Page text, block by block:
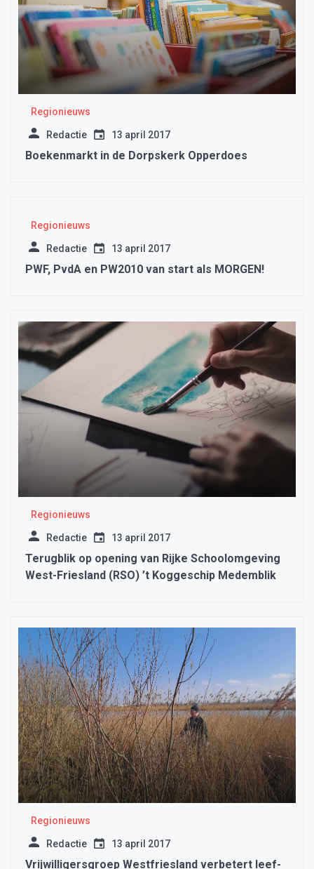
Regionieuws
Redactie 13 april 2017
Boekenmarkt in de Dorpskerk Opperdoes
Regionieuws
Redactie 13 april 2017
PWF, PvdA en PW2010 van start als MORGEN!
Regionieuws
Redactie 13 april 2017
Terugblik op opening van Rijke Schoolomgeving
West-Friesland (RSO) ’t Koggeschip Medemblik
Regionieuws
Redactie 13 april 2017
Vrijwilligersgroep Westfriesland verbetert leef-